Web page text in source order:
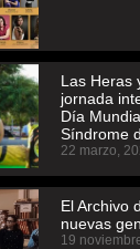
Las Heras
jornada
Día
Síndrome
22 marzo,
El Archivo
nuevas
19